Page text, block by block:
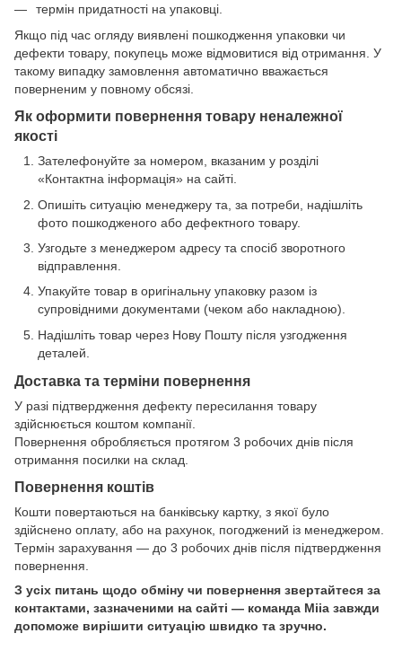
термін придатності на упаковці.
Якщо під час огляду виявлені пошкодження упаковки чи
дефекти товару, покупець може відмовитися від отримання. У
такому випадку замовлення автоматично вважається
поверненим у повному обсязі.
Як оформити повернення товару неналежної
якості
Зателефонуйте за номером, вказаним у розділі
«Контактна інформація» на сайті.
Опишіть ситуацію менеджеру та, за потреби, надішліть
фото пошкодженого або дефектного товару.
Узгодьте з менеджером адресу та спосіб зворотного
відправлення.
Упакуйте товар в оригінальну упаковку разом із
супровідними документами (чеком або накладною).
Надішліть товар через Нову Пошту після узгодження
деталей.
Доставка та терміни повернення
У разі підтвердження дефекту пересилання товару
здійснюється коштом компанії.
Повернення обробляється протягом 3 робочих днів після
отримання посилки на склад.
Повернення коштів
Кошти повертаються на банківську картку, з якої було
здійснено оплату, або на рахунок, погоджений із менеджером.
Термін зарахування — до 3 робочих днів після підтвердження
повернення.
З усіх питань щодо обміну чи повернення звертайтеся за
контактами, зазначеними на сайті — команда Miia завжди
допоможе вирішити ситуацію швидко та зручно.